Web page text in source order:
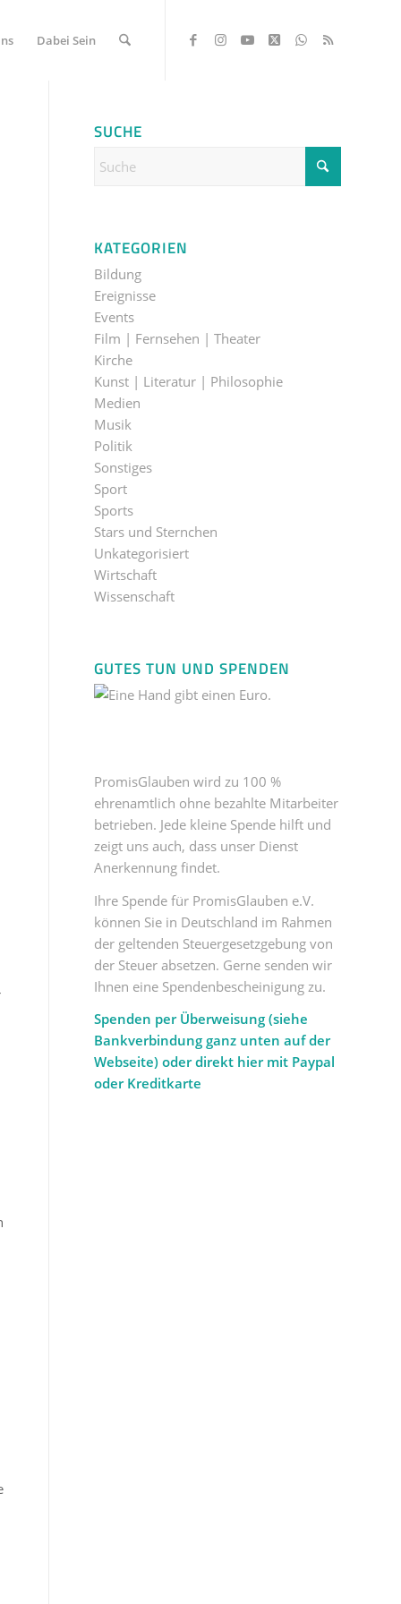
Dabei Sein
SUCHE
KATEGORIEN
Bildung
Ereignisse
Events
Film | Fernsehen | Theater
Kirche
Kunst | Literatur | Philosophie
Medien
Musik
Politik
Sonstiges
Sport
Sports
Stars und Sternchen
Unkategorisiert
Wirtschaft
Wissenschaft
GUTES TUN UND SPENDEN
PromisGlauben wird zu 100 %
ehrenamtlich ohne bezahlte Mitarbeiter
betrieben. Jede kleine Spende hilft und
zeigt uns auch, dass unser Dienst
Anerkennung findet.
Ihre Spende für PromisGlauben e.V.
können Sie in Deutschland im Rahmen
der geltenden Steuergesetzgebung von
der Steuer absetzen. Gerne senden wir
Ihnen eine Spendenbescheinigung zu.
Spenden per Überweisung (siehe
Bankverbindung ganz unten auf der
Webseite) oder direkt hier mit Paypal
oder Kreditkarte